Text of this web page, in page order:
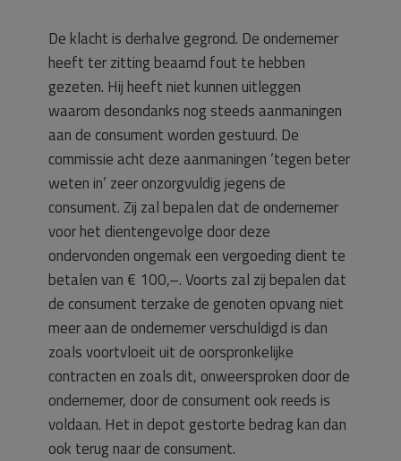
De klacht is derhalve gegrond. De ondernemer
heeft ter zitting beaamd fout te hebben
gezeten. Hij heeft niet kunnen uitleggen
waarom desondanks nog steeds aanmaningen
aan de consument worden gestuurd. De
commissie acht deze aanmaningen ‘tegen beter
weten in’ zeer onzorgvuldig jegens de
consument. Zij zal bepalen dat de ondernemer
voor het dientengevolge door deze
ondervonden ongemak een vergoeding dient te
betalen van € 100,–. Voorts zal zij bepalen dat
de consument terzake de genoten opvang niet
meer aan de ondernemer verschuldigd is dan
zoals voortvloeit uit de oorspronkelijke
contracten en zoals dit, onweersproken door de
ondernemer, door de consument ook reeds is
voldaan. Het in depot gestorte bedrag kan dan
ook terug naar de consument.